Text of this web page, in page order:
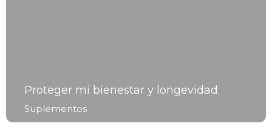
Proteger mi bienestar y longevidad
Suplementos